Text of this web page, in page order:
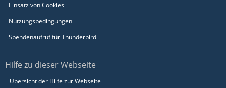
Einsatz von Cookies
Nutzungsbedingungen
Spendenaufruf für Thunderbird
Hilfe zu dieser Webseite
Übersicht der Hilfe zur Webseite